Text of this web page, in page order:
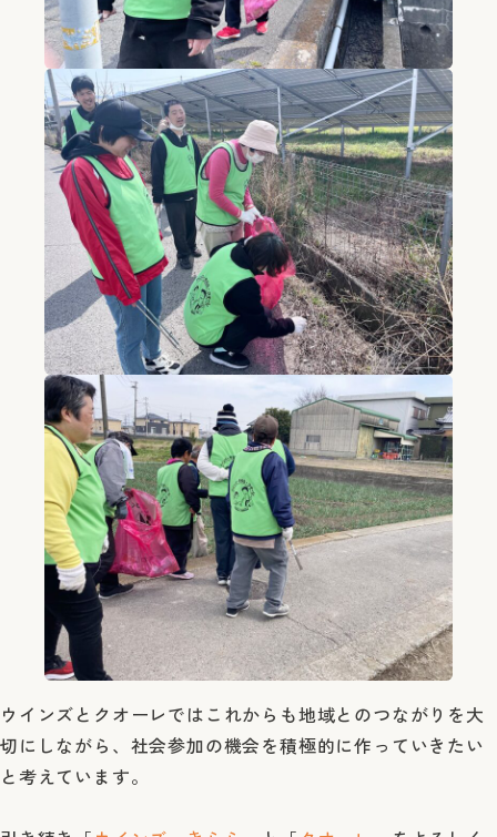
ウインズとクオーレではこれからも地域とのつながりを大
切にしながら、社会参加の機会を積極的に作っていきたい
と考えています。